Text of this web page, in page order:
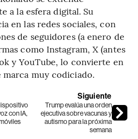
a la esfera digital. Su
en las redes sociales, con
de seguidores (a enero de
como Instagram, X (antes
y YouTube, lo convierte en
marca muy codiciado.
con IA,
Siguiente
Trump evalúa una orden
ejecutiva sobre vacunas y
autismo para la próxima
semana